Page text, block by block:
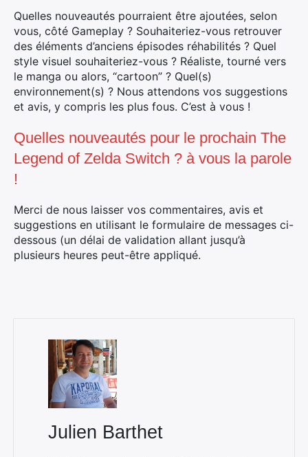
Quelles nouveautés pourraient être ajoutées, selon
vous, côté Gameplay ? Souhaiteriez-vous retrouver
des éléments d’anciens épisodes réhabilités ? Quel
style visuel souhaiteriez-vous ? Réaliste, tourné vers
le manga ou alors, “cartoon” ? Quel(s)
environnement(s) ? Nous attendons vos suggestions
et avis, y compris les plus fous. C’est à vous !
Quelles nouveautés pour le prochain The
Legend of Zelda Switch ? à vous la parole
!
Merci de nous laisser vos commentaires, avis et
suggestions en utilisant le formulaire de messages ci-
dessous (un délai de validation allant jusqu’à
plusieurs heures peut-être appliqué.
Julien Barthet